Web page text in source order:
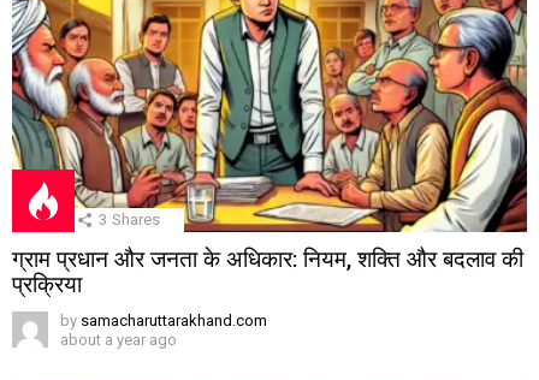
3 Shares
ग्राम प्रधान और जनता के अधिकार: नियम, शक्ति और बदलाव की
प्रक्रिया
by samacharuttarakhand.com
about a year ago